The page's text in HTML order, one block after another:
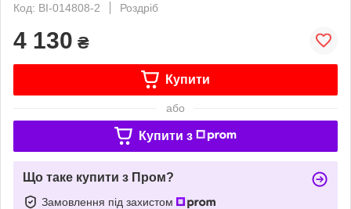
Код: BI-014808-2
Роздріб
4 130 ₴
Купити
або
Купити з
Що таке купити з Пром?
Замовлення під захистом